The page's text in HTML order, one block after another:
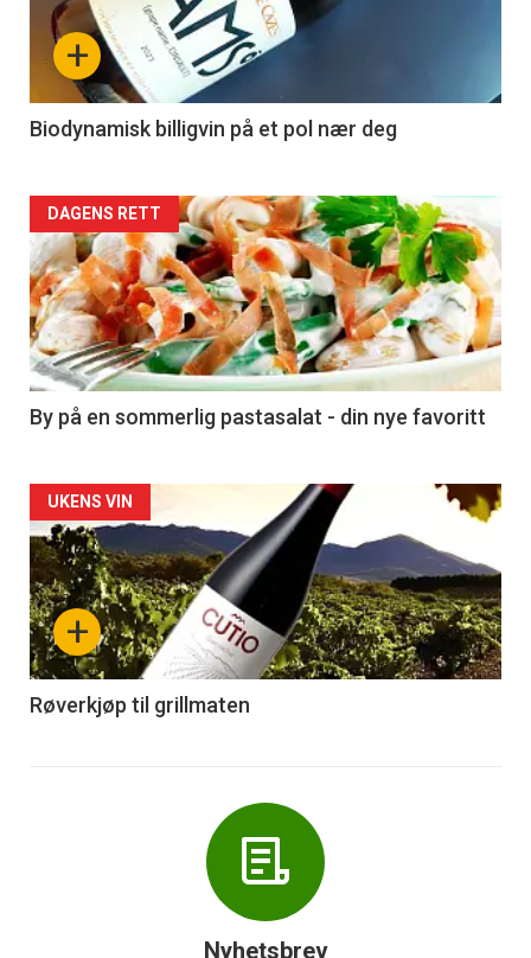
nå
4
+
Biodynamisk billigvin på et pol nær deg
Forsiden
akkurat
nå
-
5
DAGENS RETT
By på en sommerlig pastasalat - din nye favoritt
Forsiden
akkurat
nå
-
6
+
UKENS VIN
Røverkjøp til grillmaten
Nyhetsbrev